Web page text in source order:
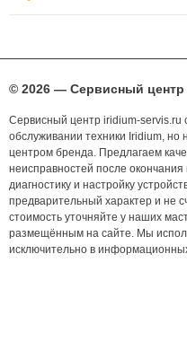
© 2026 — Сервисный
Сервисный центр iridium-servis.ru
обслуживании техники Iridium,
центром бренда. Предлагаем
неисправностей после
диагностику и настройку
предварительный характер и не
стоимость уточняйте у наших
размещённым на сайте. Мы
исключительно в